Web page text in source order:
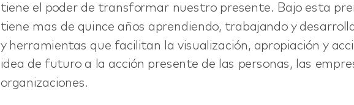
tiene el poder de transformar nuestro presente. Bajo esta
tiene mas de quince años aprendiendo, trabajando y
y herramientas que facilitan la visualización, apropiación y
idea de futuro a la acción presente de las personas, las
organizaciones.